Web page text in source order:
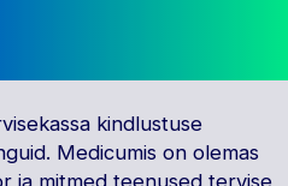
kindlustuse
Medicumis on olemas
ja mitmed teenused tervise